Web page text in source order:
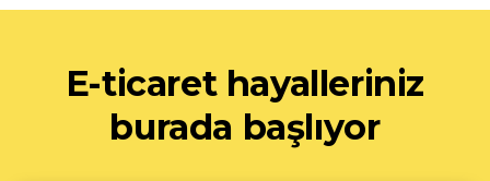
E-ticaret hayalleriniz
burada başlıyor